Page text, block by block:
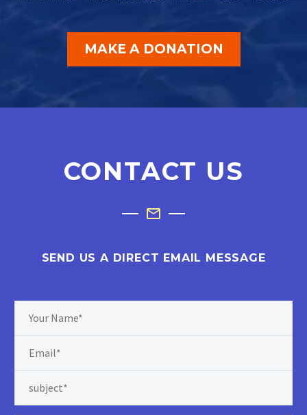
MAKE A DONATION
CONTACT US
SEND US A DIRECT EMAIL MESSAGE